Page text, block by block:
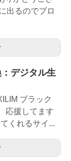
出るのでブロ
デジタル生
ブラック
応援してます
くれるサイ...